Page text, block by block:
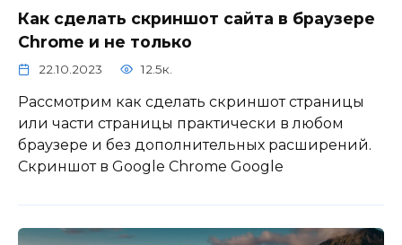
Как сделать скриншот сайта в браузере
Chrome и не только
22.10.2023 12.5к.
Рассмотрим как сделать скриншот страницы
или части страницы практически в любом
браузере и без дополнительных расширений.
Скриншот в Google Chrome Google